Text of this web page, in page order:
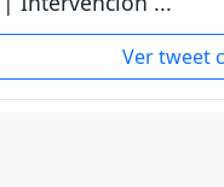
Ver tweet